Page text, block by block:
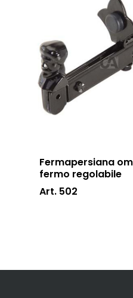
Fermapersiana
fermo regolabile
Art. 502